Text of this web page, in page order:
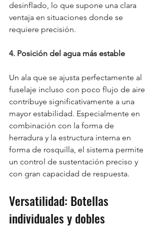
desinflado, lo que supone una clara
ventaja en situaciones donde se
requiere precisión.
4. Posición del agua más estable
Un ala que se ajusta perfectamente al
fuselaje incluso con poco flujo de aire
contribuye significativamente a una
mayor estabilidad. Especialmente en
combinación con la forma de
herradura y la estructura interna en
forma de rosquilla, el sistema permite
un control de sustentación preciso y
con gran capacidad de respuesta.
Versatilidad: Botellas
individuales y dobles